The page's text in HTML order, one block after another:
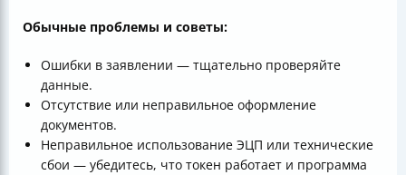
Обычные проблемы и советы:
Ошибки в заявлении — тщательно проверяйте
данные.
Отсутствие или неправильное оформление
документов.
Неправильное использование ЭЦП или технические
сбои — убедитесь, что токен работает и программа